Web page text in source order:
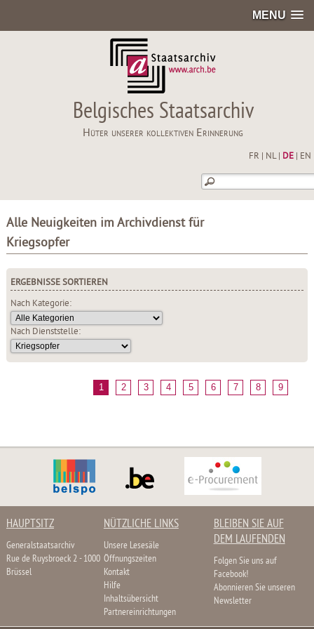
MENU
Belgisches Staatsarchiv
Hüter unserer kollektiven Erinnerung
FR NL| DE| EN
Alle Neuigkeiten im Archivdienst für
Kriegsopfer
ERGEBNISSE SORTIEREN
Nach Kategorie:
Nach Dienststelle:
1 2 3 4 5 6 7 8 9
HAUPTSITZ
Generalstaatsarchiv
Rue de Ruysbroeck 2 - 1000
Brüssel
NÜTZLICHE LINKS
Unsere Lesesäle
Öffnungszeiten
Kontakt
Hilfe
Inhaltsübersicht
Partnereinrichtungen
BLEIBEN SIE AUF
DEM LAUFENDEN
Folgen Sie uns auf
Facebook!
Abonnieren Sie unseren
Newsletter